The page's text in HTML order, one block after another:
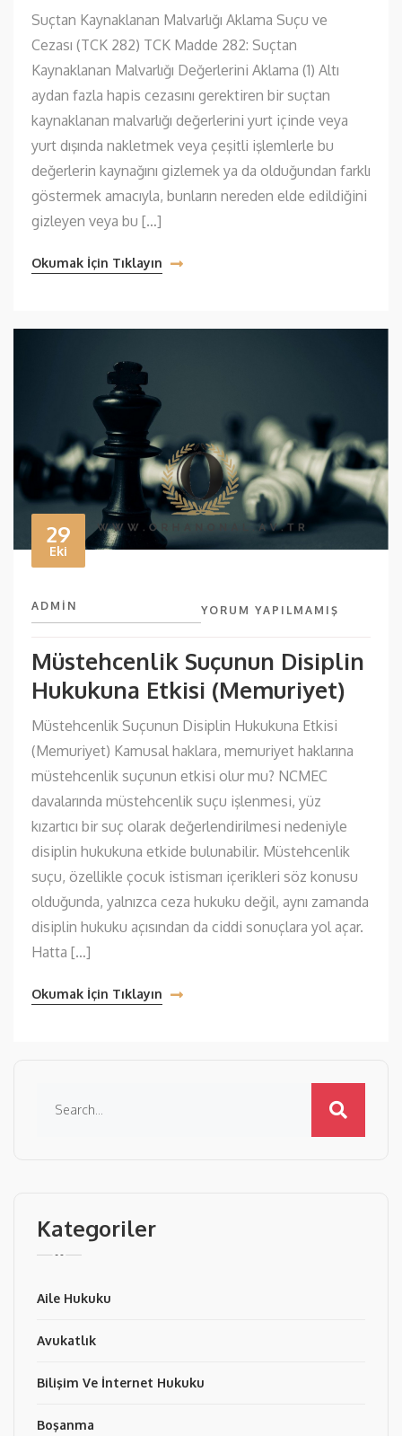
Suçtan Kaynaklanan Malvarlığı Aklama Suçu ve
Cezası (TCK 282) TCK Madde 282: Suçtan
Kaynaklanan Malvarlığı Değerlerini Aklama (1) Altı
aydan fazla hapis cezasını gerektiren bir suçtan
kaynaklanan malvarlığı değerlerini yurt içinde veya
yurt dışında nakletmek veya çeşitli işlemlerle bu
değerlerin kaynağını gizlemek ya da olduğundan farklı
göstermek amacıyla, bunların nereden elde edildiğini
gizleyen veya bu […]
Okumak İçin Tıklayın
29
Eki
ADMIN YORUM YAPILMAMIŞ
Müstehcenlik Suçunun Disiplin
Hukukuna Etkisi (Memuriyet)
Müstehcenlik Suçunun Disiplin Hukukuna Etkisi
(Memuriyet) Kamusal haklara, memuriyet haklarına
müstehcenlik suçunun etkisi olur mu? NCMEC
davalarında müstehcenlik suçu işlenmesi, yüz
kızartıcı bir suç olarak değerlendirilmesi nedeniyle
disiplin hukukuna etkide bulunabilir. Müstehcenlik
suçu, özellikle çocuk istismarı içerikleri söz konusu
olduğunda, yalnızca ceza hukuku değil, aynı zamanda
disiplin hukuku açısından da ciddi sonuçlara yol açar.
Hatta […]
Okumak İçin Tıklayın
Kategoriler
Aile Hukuku
Avukatlık
Bilişim Ve İnternet Hukuku
Boşanma